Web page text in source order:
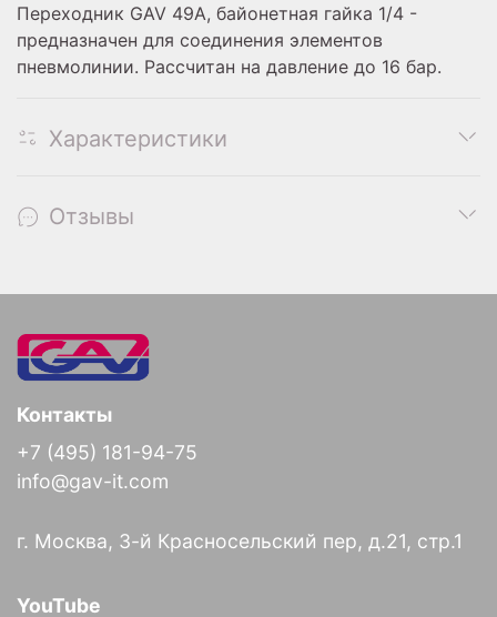
Переходник GAV 49A, байонетная гайка 1/4 -
предназначен для соединения элементов
пневмолинии. Рассчитан на давление до 16 бар.
Характеристики
Отзывы
Контакты
+7 (495) 181-94-75
info@gav-it.com
г. Москва, 3-й Красносельский пер, д.21, стр.1
YouTube